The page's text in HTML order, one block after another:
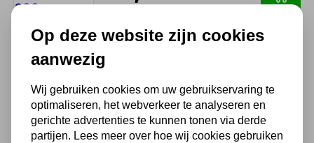
12,10
10,00 excl. BTW
Op deze website zijn cookies
aanwezig
Wij gebruiken cookies om uw gebruikservaring te
optimaliseren, het webverkeer te analyseren en
gerichte advertenties te kunnen tonen via derde
partijen. Lees meer over hoe wij cookies gebruiken